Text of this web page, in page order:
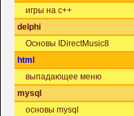
игры на c++
delphi
Основы IDirectMusic8
html
выпадающее меню
mysql
основы mysql